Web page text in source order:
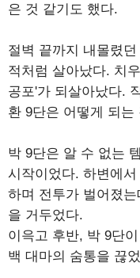
은 것 같기도 했다.
절벽 끝까지 내몰렸
적처럼 살아났다. 치
공포'가 되살아났다.
환 9단은 어떻게 되는
박 9단은 알 수 없는
시작이었다. 하변에
하며 전투가 벌어졌
을 거두었다.
이윽고 후반, 박 9단
백 대마의 숨통을 끊